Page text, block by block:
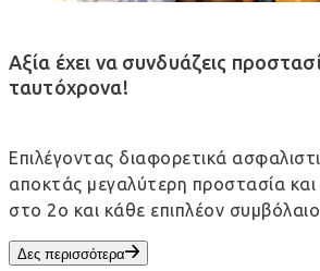
Αξία έχει να συνδυάζεις
ταυτόχρονα!
Επιλέγοντας διαφορετικά
αποκτάς μεγαλύτερη προστασία και
στο 2ο και κάθε επιπλέον
Δες περισσότερα